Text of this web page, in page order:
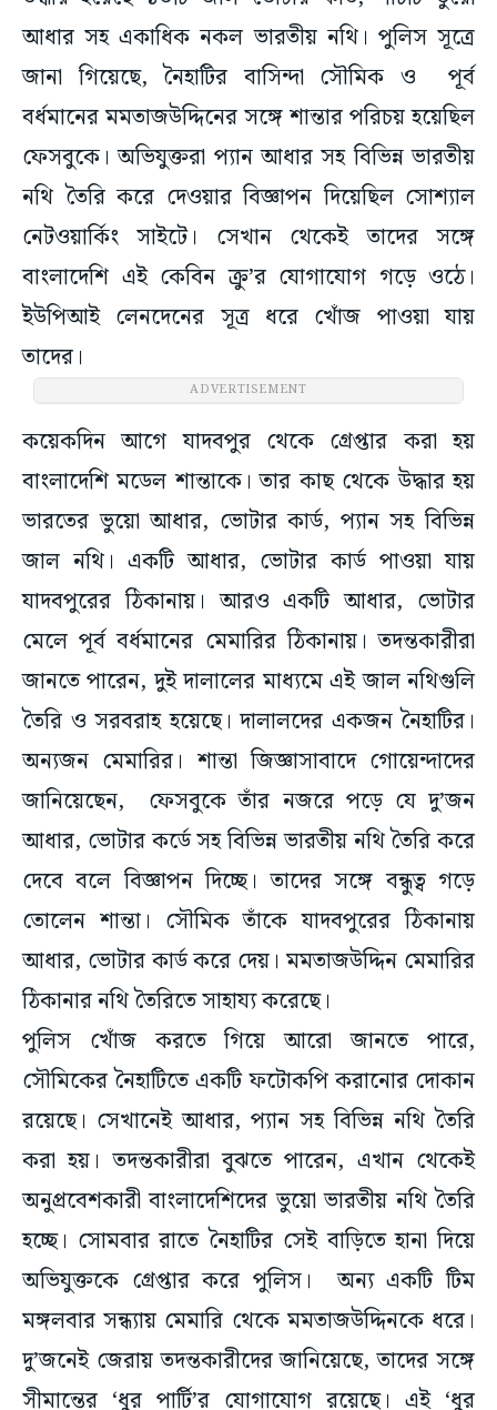
আধার সহ একাধিক নকল ভারতীয় নথি। পুলিস সূত্রে
জানা গিয়েছে, নৈহাটির বাসিন্দা সৌমিক ও পূর্ব
বর্ধমানের মমতাজউদ্দিনের সঙ্গে শান্তার পরিচয় হয়েছিল
ফেসবুকে। অভিযুক্তরা প্যান আধার সহ বিভিন্ন ভারতীয়
নথি তৈরি করে দেওয়ার বিজ্ঞাপন দিয়েছিল সোশ্যাল
নেটওয়ার্কিং সাইটে। সেখান থেকেই তাদের সঙ্গে
বাংলাদেশি এই কেবিন ক্রু’র যোগাযোগ গড়ে ওঠে।
ইউপিআই লেনদেনের সূত্র ধরে খোঁজ পাওয়া যায়
তাদের।
ADVERTISEMENT
কয়েকদিন আগে যাদবপুর থেকে গ্রেপ্তার করা হয়
বাংলাদেশি মডেল শান্তাকে। তার কাছ থেকে উদ্ধার হয়
ভারতের ভুয়ো আধার, ভোটার কার্ড, প্যান সহ বিভিন্ন
জাল নথি। একটি আধার, ভোটার কার্ড পাওয়া যায়
যাদবপুরের ঠিকানায়। আরও একটি আধার, ভোটার
মেলে পূর্ব বর্ধমানের মেমারির ঠিকানায়। তদন্তকারীরা
জানতে পারেন, দুই দালালের মাধ্যমে এই জাল নথিগুলি
তৈরি ও সরবরাহ হয়েছে। দালালদের একজন নৈহাটির।
অন্যজন মেমারির। শান্তা জিজ্ঞাসাবাদে গোয়েন্দাদের
জানিয়েছেন, ফেসবুকে তাঁর নজরে পড়ে যে দু’জন
আধার, ভোটার কর্ডে সহ বিভিন্ন ভারতীয় নথি তৈরি করে
দেবে বলে বিজ্ঞাপন দিচ্ছে। তাদের সঙ্গে বন্ধুত্ব গড়ে
তোলেন শান্তা। সৌমিক তাঁকে যাদবপুরের ঠিকানায়
আধার, ভোটার কার্ড করে দেয়। মমতাজউদ্দিন মেমারির
ঠিকানার নথি তৈরিতে সাহায্য করেছে।
পুলিস খোঁজ করতে গিয়ে আরো জানতে পারে,
সৌমিকের নৈহাটিতে একটি ফটোকপি করানোর দোকান
রয়েছে। সেখানেই আধার, প্যান সহ বিভিন্ন নথি তৈরি
করা হয়। তদন্তকারীরা বুঝতে পারেন, এখান থেকেই
অনুপ্রবেশকারী বাংলাদেশিদের ভুয়ো ভারতীয় নথি তৈরি
হচ্ছে। সোমবার রাতে নৈহাটির সেই বাড়িতে হানা দিয়ে
অভিযুক্তকে গ্রেপ্তার করে পুলিস। অন্য একটি টিম
মঙ্গলবার সন্ধ্যায় মেমারি থেকে মমতাজউদ্দিনকে ধরে।
দু’জনেই জেরায় তদন্তকারীদের জানিয়েছে, তাদের সঙ্গে
সীমান্তের ‘ধুর পার্টি’র যোগাযোগ রয়েছে। এই ‘ধুর